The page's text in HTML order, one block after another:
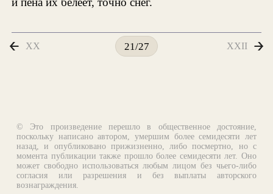
XX 21/27 XXII
© Это произведение перешло в общественное достояние,
поскольку написано автором, умершим более семидесяти лет
назад, и опубликовано прижизненно, либо посмертно, но с
момента публикации также прошло более семидесяти лет. Оно
может свободно использоваться любым лицом без чьего-либо
согласия или разрешения и без выплаты авторского
вознаграждения.